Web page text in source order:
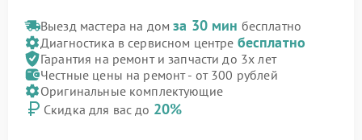
Выезд мастера на домза 30 мин бесплатно
Диагностика в сервисном центре бесплатно
Гарантия на ремонт и запчасти до 3х лет
Честные цены на ремонт - от 300 рублей
Оригинальные комплектующие
Скидка для вас до 20%